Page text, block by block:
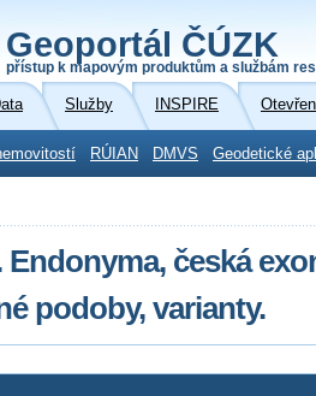
Geoportál ČÚZK
přístup k mapovým produktům a službám
Služby INSPIRE
RÚIAN DMVS Geodetické
Endonyma, česká
podoby, varianty.